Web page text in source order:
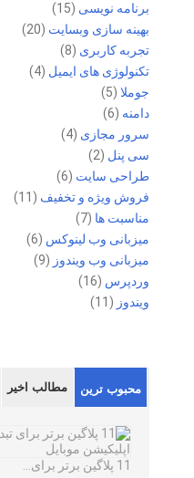
برنامه نویسی (15)
بهینه سازی وبسایت (20)
تجربه کاربری (8)
تکنولوژی های ایمیل (4)
جوملا (5)
دامنه (6)
سرور مجازی (4)
سی پنل (2)
طراحی سایت (6)
فروش ویژه و تخفیف (11)
مناسبت ها (7)
میزبانی وب لینوکس (6)
میزبانی وب ویندوز (9)
وردپرس (16)
ویندوز (11)
محبوب ترین مطالب اخیر
11 پلاگین برتر برای…